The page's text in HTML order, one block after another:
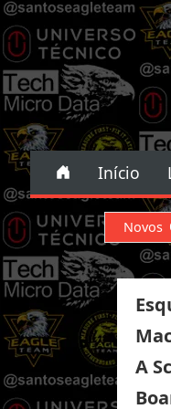
Pular para o
Pular para o
Início
Novos
A